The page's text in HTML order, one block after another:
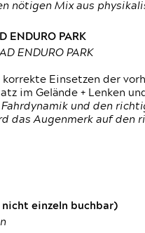
nötigen Mix aus
PARK
ENDURO PARK
Einsetzen der
im Gelände + Lenken
und den
das Augenmerk auf
einzeln buchbar)